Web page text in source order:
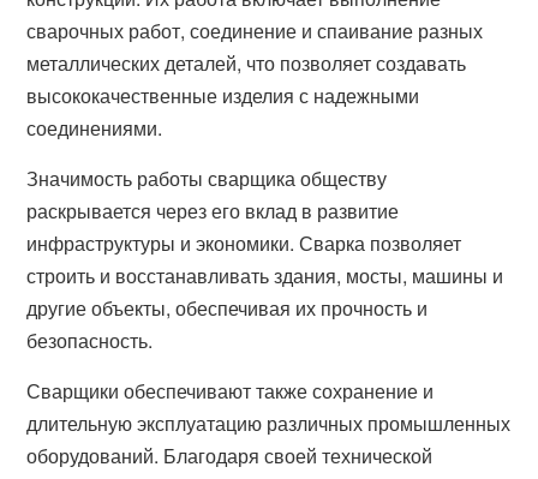
сварочных работ, соединение и спаивание разных
металлических деталей, что позволяет создавать
высококачественные изделия с надежными
соединениями.
Значимость работы сварщика обществу
раскрывается через его вклад в развитие
инфраструктуры и экономики. Сварка позволяет
строить и восстанавливать здания, мосты, машины и
другие объекты, обеспечивая их прочность и
безопасность.
Сварщики обеспечивают также сохранение и
длительную эксплуатацию различных промышленных
оборудований. Благодаря своей технической